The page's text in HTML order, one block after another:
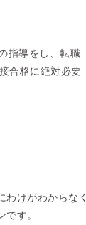
指導をし、転職
合格に絶対必要
けがわからなく
す。